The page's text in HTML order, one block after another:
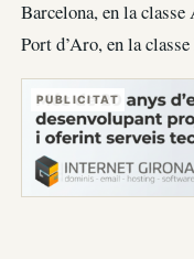
Barcelona, en la
Port d’Aro, en la
PUBLICITAT